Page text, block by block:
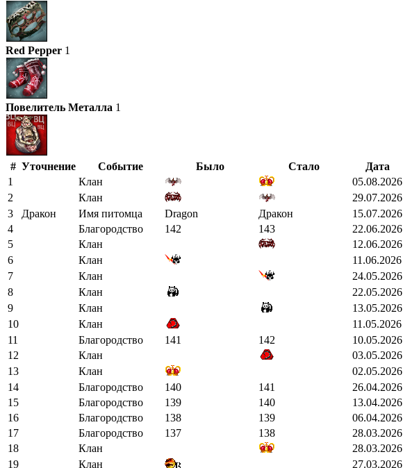
Red Pepper 1
Повелитель Металла 1
# Уточнение Событие Было Стало
Дата
1
Клан
05.08.2026
2
Клан
29.07.2026
3
Дракон Имя питомца Dragon Дракон
15.07.2026
4
Благородство 142 143
22.06.2026
5
Клан
12.06.2026
6
Клан
11.06.2026
7
Клан
24.05.2026
8
Клан
22.05.2026
9
Клан
13.05.2026
10
Клан
11.05.2026
11
Благородство 141 142
10.05.2026
12
Клан
03.05.2026
13
Клан
02.05.2026
14
Благородство 140 141
26.04.2026
15
Благородство 139 140
13.04.2026
16
Благородство 138 139
06.04.2026
17
Благородство 137 138
28.03.2026
18
Клан
28.03.2026
19
Клан
27.03.2026